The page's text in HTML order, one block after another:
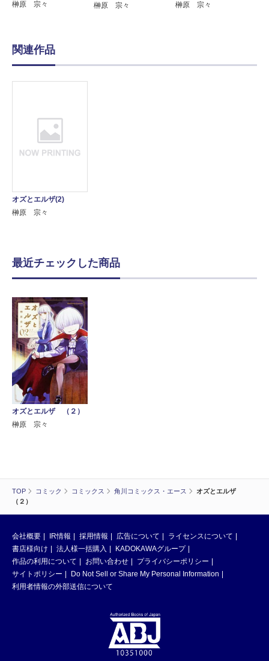
TOP コミック コミックス 角川コミックス・エース
オズとエルザ
（２）
榊原 宗々
榊原 宗々
榊原 宗々
関連作品
オズとエルザ(2)
榊原 宗々
最近チェックした商品
オズとエルザ （２）
榊原 宗々
会社概要 IR情報 採用情報 広告について
ライセンスについて
書店様向け
法人様一括購入
KADOKAWAグループ
作品の利用について
お問い合わせ
プライバシーポリシー
サイトポリシー
Do Not Sell or Share My Personal Information
利用者情報の外部送信について